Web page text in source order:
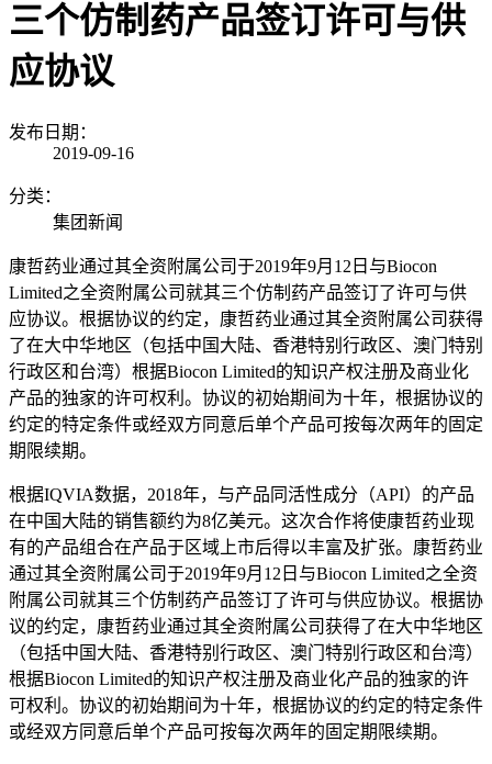
三个仿制药产品签订许可与供
应协议
发布日期：
2019-09-16
分类：
集团新闻
康哲药业通过其全资附属公司于2019年9月12日与Biocon
Limited之全资附属公司就其三个仿制药产品签订了许可与供
应协议。根据协议的约定，康哲药业通过其全资附属公司获得
了在大中华地区（包括中国大陆、香港特别行政区、澳门特别
行政区和台湾）根据Biocon Limited的知识产权注册及商业化
产品的独家的许可权利。协议的初始期间为十年，根据协议的
约定的特定条件或经双方同意后单个产品可按每次两年的固定
期限续期。
根据IQVIA数据，2018年，与产品同活性成分（API）的产品
在中国大陆的销售额约为8亿美元。这次合作将使康哲药业现
有的产品组合在产品于区域上市后得以丰富及扩张。康哲药业
通过其全资附属公司于2019年9月12日与Biocon Limited之全资
附属公司就其三个仿制药产品签订了许可与供应协议。根据协
议的约定，康哲药业通过其全资附属公司获得了在大中华地区
（包括中国大陆、香港特别行政区、澳门特别行政区和台湾）
根据Biocon Limited的知识产权注册及商业化产品的独家的许
可权利。协议的初始期间为十年，根据协议的约定的特定条件
或经双方同意后单个产品可按每次两年的固定期限续期。